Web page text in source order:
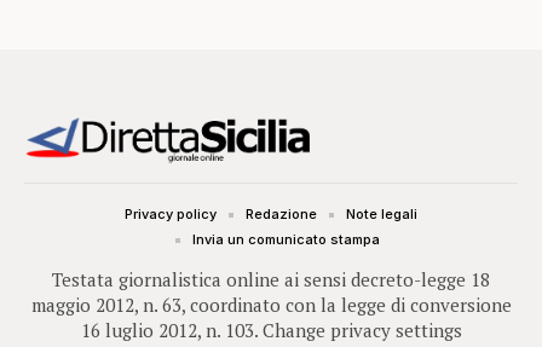
Testata giornalistica online ai sensi decreto-legge 18
maggio 2012, n. 63, coordinato con la legge di conversione
16 luglio 2012, n. 103. Change privacy settings
Privacy policy Redazione
Note legali
Invia un comunicato stampa